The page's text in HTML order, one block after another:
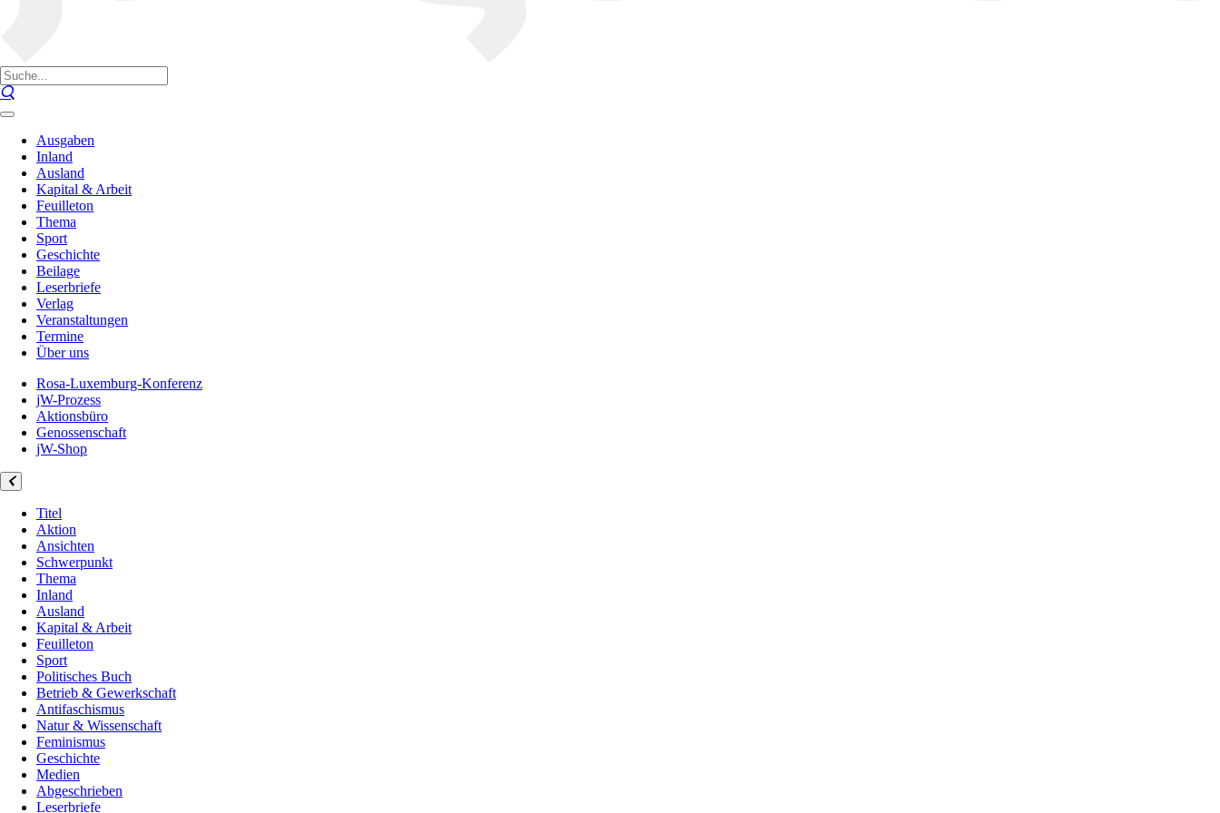
Ausgaben
Inland
Ausland
Kapital & Arbeit
Feuilleton
Thema
Sport
Geschichte
Beilage
Leserbriefe
Verlag
Veranstaltungen
Termine
Über uns
Rosa-Luxemburg-Konferenz
jW-Prozess
Aktionsbüro
Genossenschaft
jW-Shop
Titel
Aktion
Ansichten
Schwerpunkt
Thema
Inland
Ausland
Kapital & Arbeit
Feuilleton
Sport
Politisches Buch
Betrieb & Gewerkschaft
Antifaschismus
Natur & Wissenschaft
Feminismus
Geschichte
Medien
Abgeschrieben
Leserbriefe